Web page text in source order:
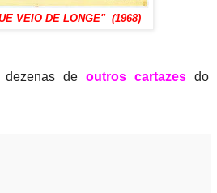
VEIO DE LONGE" (1968)
de outros cartazes do